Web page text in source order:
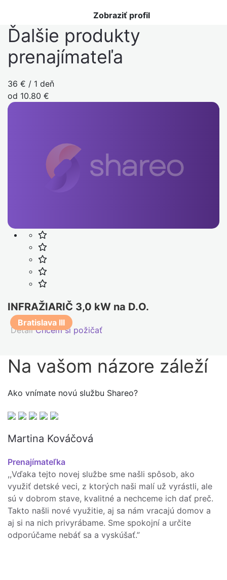
Zobraziť profil
Ďalšie produkty
prenajímateľa
36 € / 1 deň
od 10.80 €
INFRAŽIARIČ 3,0 kW na D.O.
Bratislava III
Detail Chcem si požičať
Na vašom názore záleží
Ako vnímate novú službu Shareo?
Martina Kováčová
Prenajímateľka
,,Vďaka tejto novej službe sme našli spôsob, ako
využiť detské veci, z ktorých naši malí už vyrástli, ale
sú v dobrom stave, kvalitné a nechceme ich dať preč.
Takto našli nové využitie, aj sa nám vracajú domov a
aj si na nich privyrábame. Sme spokojní a určite
odporúčame nebáť sa a vyskúšať.”